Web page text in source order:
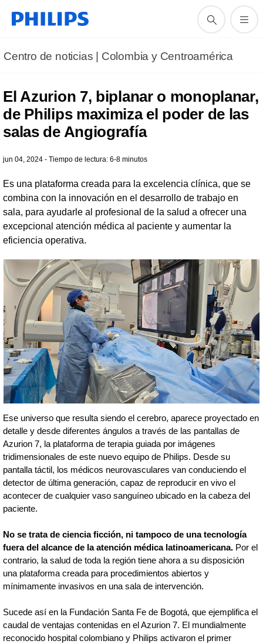
Centro de noticias | Colombia y Centroamérica
El Azurion 7, biplanar o monoplanar,
de Philips maximiza el poder de las
salas de Angiografía
jun 04, 2024 - Tiempo de lectura: 6-8 minutos
Es una plataforma creada para la excelencia clínica, que se
combina con la innovación en el desarrollo de trabajo en
sala, para ayudarle al profesional de la salud a ofrecer una
excepcional atención médica al paciente y aumentar la
eficiencia operativa.
Ese universo que resulta siendo el cerebro, aparece proyectado en
detalle y desde diferentes ángulos a través de las pantallas de
Azurion 7, la plataforma de terapia guiada por imágenes
tridimensionales de este nuevo equipo de Philips. Desde su
pantalla táctil, los médicos neurovasculares van conduciendo el
detector de última generación, capaz de reproducir en vivo el
acontecer de cualquier vaso sanguíneo ubicado en la cabeza del
paciente.
No se trata de ciencia ficción, ni tampoco de una tecnología
fuera del alcance de la atención médica latinoamericana. Por el
contrario, la salud de toda la región tiene ahora a su disposición
una plataforma creada para procedimientos abiertos y
mínimamente invasivos en una sala de intervención.
Sucede así en la Fundación Santa Fe de Bogotá, que ejemplifica el
caudal de ventajas contenidas en el Azurion 7. El mundialmente
reconocido hospital colombiano y Philips activaron el primer